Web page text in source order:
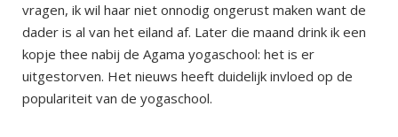
vragen, ik wil haar niet onnodig ongerust maken want de
dader is al van het eiland af. Later die maand drink ik een
kopje thee nabij de Agama yogaschool: het is er
uitgestorven. Het nieuws heeft duidelijk invloed op de
populariteit van de yogaschool.